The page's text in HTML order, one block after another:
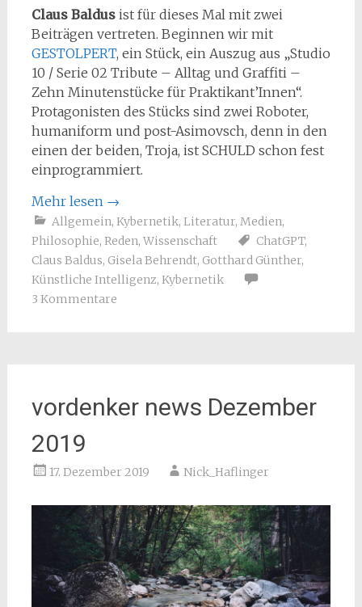
Claus Baldusist für dieses Mal mit zwei
Beiträgen vertreten. Beginnen wir mit
GESTOLPERT, ein Stück, ein Auszug aus „Studio
10 / Serie 02 Tribute – Alltag und Graffiti –
Zehn Minutenstücke für Praktikant’Innen“.
Protagonisten des Stücks sind zwei Roboter,
humaniform und post-Asimovsch, denn in den
einen der beiden, Troja, ist SCHULD schon fest
einprogrammiert.
Mehr lesen →
Allgemein, Kybernetik, Literatur, Medien,
Philosophie, Reden, Wissenschaft ChatGPT,
Claus Baldus, Gisela Behrendt, Gotthard Günther,
Künstliche Intelligenz, Kybernetik
3 Kommentare
vordenker news Dezember
2019
17. Dezember 2019 Nick_Haflinger